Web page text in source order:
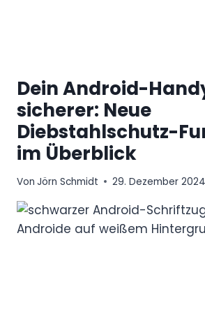
Dein Android-
sicherer: Neue
Diebstahlschutz-
im Überblick
Von Jörn Schmidt 29. Dezember 2024